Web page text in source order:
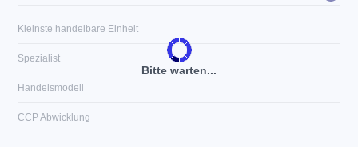
Bitte warten...
Kleinste handelbare Einheit
Spezialist
Handelsmodell
CCP Abwicklung